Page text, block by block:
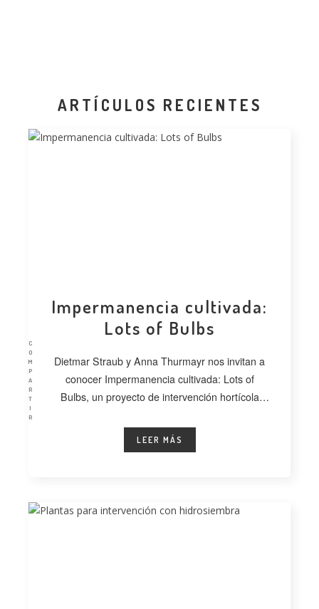
C
O
M
P
A
R
T
I
R
ARTÍCULOS RECIENTES
Impermanencia cultivada:
Lots of Bulbs
Dietmar Straub y Anna Thurmayr nos invitan a
conocer Impermanencia cultivada: Lots of
Bulbs, un proyecto de intervención hortícola
LEER MÁS